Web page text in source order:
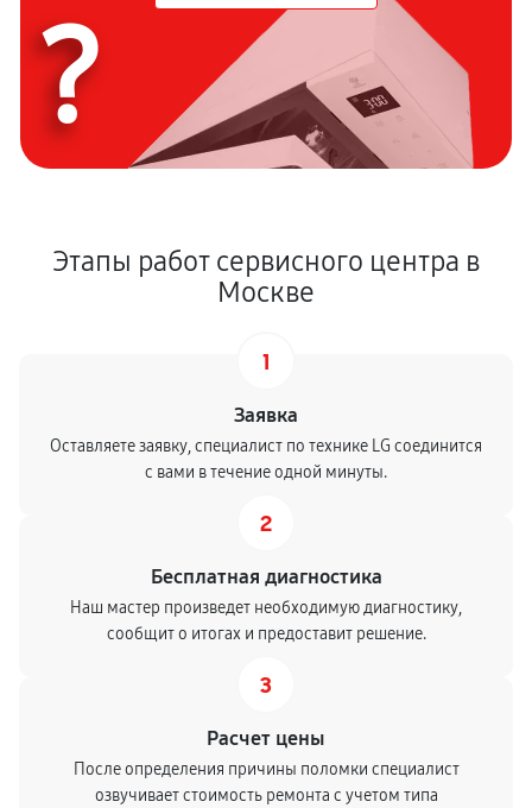
?
Этапы работ сервисного центра в
Москве
1
Заявка
Оставляете заявку, специалист по технике LG соединится
с вами в течение одной минуты.
2
Бесплатная диагностика
Наш мастер произведет необходимую диагностику,
сообщит о итогах и предоставит решение.
3
Расчет цены
После определения причины поломки специалист
озвучивает стоимость ремонта с учетом типа